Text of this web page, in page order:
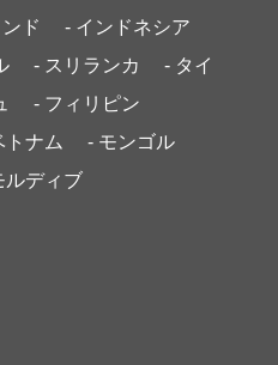
ド
- インドネシア
- スリランカ
- タイ
- フィリピン
トナム
- モンゴル
ルディブ